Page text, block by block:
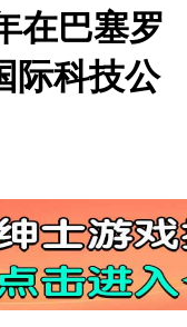
在巴塞罗
际科技公